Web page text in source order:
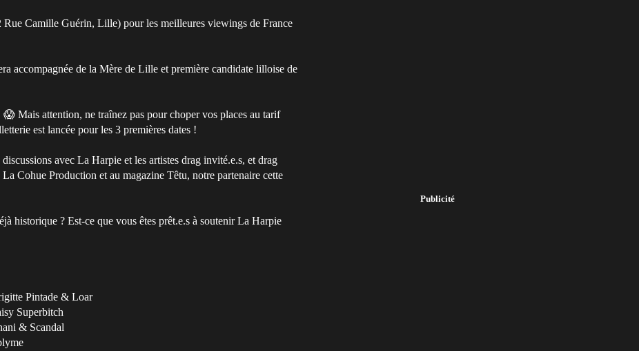
Rue Camille Guérin, Lille) pour les meilleures viewings de France
accompagnée de la Mère de Lille et première candidate lilloise de
Mais attention, ne traînez pas pour choper vos places au tarif
est lancée pour les 3 premières dates !
avec La Harpie et les artistes drag invité.e.s, et drag
Cohue Production et au magazine Têtu, notre partenaire cette
historique ? Est-ce que vous êtes prêt.e.s à soutenir La Harpie
Pintade & Loar
Superbitch
& Scandal
Publicité